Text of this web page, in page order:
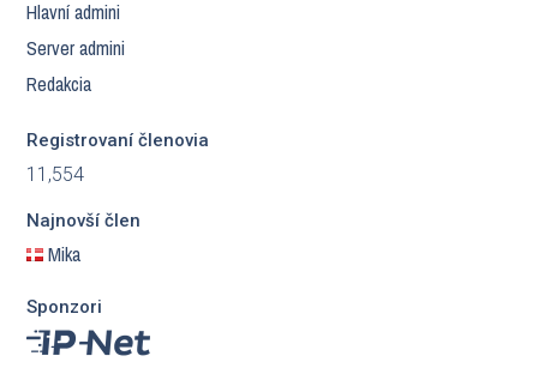
Hlavní admini
Server admini
Redakcia
Registrovaní členovia
11,554
Najnovší člen
Mika
Sponzori